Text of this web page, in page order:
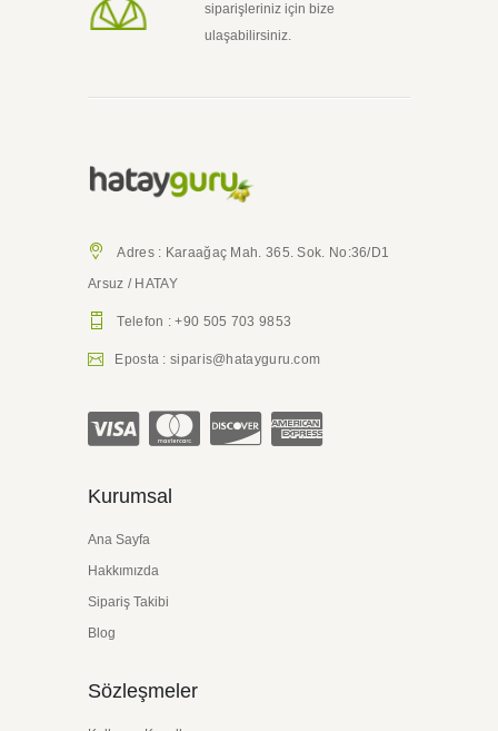
siparişleriniz için bize
ulaşabilirsiniz.
Adres : Karaağaç Mah. 365. Sok. No:36/D1
Arsuz / HATAY
Telefon : +90 505 703 9853
Eposta : siparis@hatayguru.com
Kurumsal
Ana Sayfa
Hakkımızda
Sipariş Takibi
Blog
Sözleşmeler